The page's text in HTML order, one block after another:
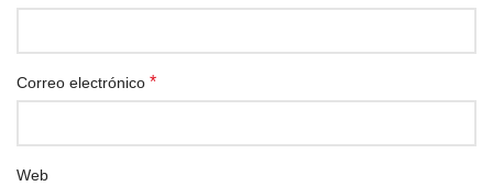
Correo electrónico *
Web